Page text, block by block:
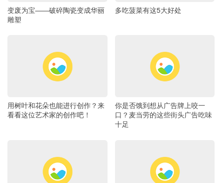
变废为宝——破碎陶瓷变成华丽
雕塑
多吃菠菜有这5大好处
用树叶和花朵也能进行创作？来
看看这位艺术家的创作吧！
你是否饿到想从广告牌上咬一
口？麦当劳的这些街头广告吃味
十足